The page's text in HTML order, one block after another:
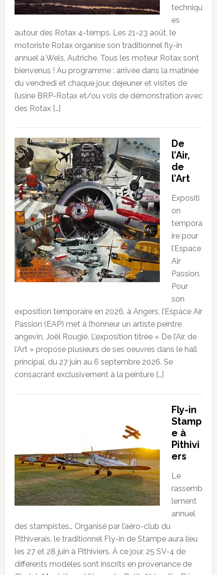
techniqu
es
autour des Rotax 4-temps. Les 21-23 août, le
motoriste Rotax organise son traditionnel fly-in
annuel à Wels, Autriche. Tous les moteur Rotax sont
bienvenus ! Au programme : arrivée dans la matinée
du vendredi et chaque jour, dejeuner et visites de
l’usine BRP-Rotax et/ou vols de démonstration avec
des Rotax […]
De
l’Air,
de
l’Art
Expositi
on
tempora
ire pour
l’Espace
Air
Passion.
Pour
son
exposition temporaire en 2026, à Angers, l’Espace Air
Passion (EAP) met à l’honneur un artiste peintre
angevin, Joël Rougié. L’exposition titrée « De l’Air, de
l’Art » propose plusieurs de ses oeuvres dans le hall
principal, du 27 juin au 6 septembre 2026. Se
consacrant exclusivement à la peinture […]
Fly-in
Stamp
e à
Pithivi
ers
Le
rassemb
lement
annuel
des stampistes… Organisé par l’aéro-club du
Pithiverais, le traditionnel Fly-in de Stampe aura lieu
les 27 et 28 juin à Pithiviers. À ce jour, 25 SV-4 de
différents modèles sont inscrits en provenance de